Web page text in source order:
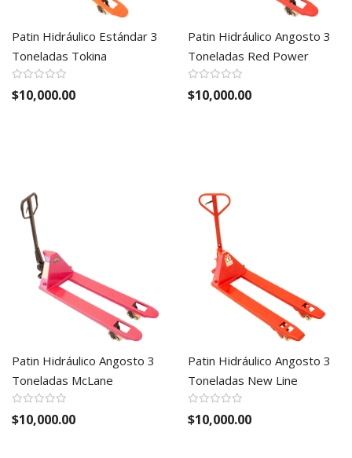
Patin Hidráulico Estándar 3
Toneladas Tokina
$10,000.00
Patin Hidráulico Angosto 3
Toneladas Red Power
$10,000.00
Patin Hidráulico Angosto 3
Toneladas McLane
$10,000.00
Patin Hidráulico Angosto 3
Toneladas New Line
$10,000.00